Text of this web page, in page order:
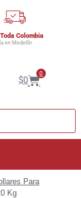
Colombia
en Medellín
$0
0
Para
Kg